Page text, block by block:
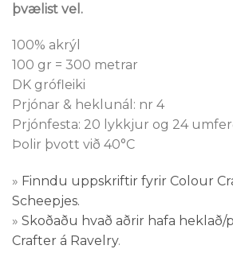
þvælist vel.
100% akrýl
100 gr = 300 metrar
DK grófleiki
Prjónar & heklunál: nr 4
Prjónfesta: 20 lykkjur og 24
Þolir þvott við 40°C
» Finndu uppskriftir fyrir Colour
Scheepjes.
» Skoðaðu hvað aðrir hafa
Crafter á Ravelry.